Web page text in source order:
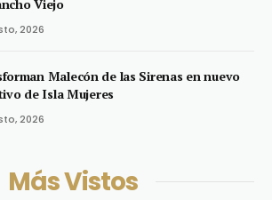
Viejo
2026
Malecón de las Sirenas en nuevo
de Isla Mujeres
2026
Más Vistos